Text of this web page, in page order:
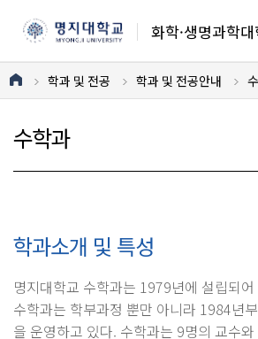
화학·생명과학
학과 및 전공 학과 및 전공안내
수학과
학과소개 및 특성
명지대학교 수학과는 1979년에 설립되
수학과는 학부과정 뿐만 아니라 1984년
을 운영하고 있다. 수학과는 9명의 교수